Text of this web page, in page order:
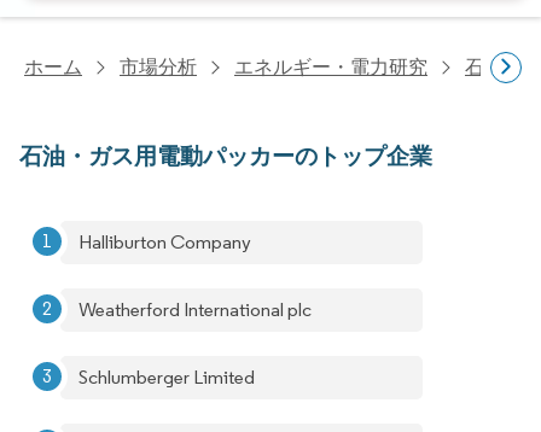
ホーム 市場分析 エネルギー・電力研究 石油・
石油・ガス用電動パッカーのトップ企業
Halliburton Company
Weatherford International plc
Schlumberger Limited